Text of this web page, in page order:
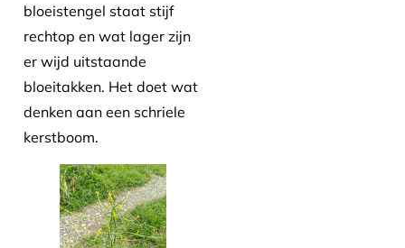
bloeistengel staat stijf
rechtop en wat lager zijn
er wijd uitstaande
bloeitakken. Het doet wat
denken aan een schriele
kerstboom.